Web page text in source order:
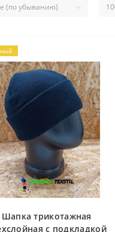
Шапка трикотажная
с подкладкой